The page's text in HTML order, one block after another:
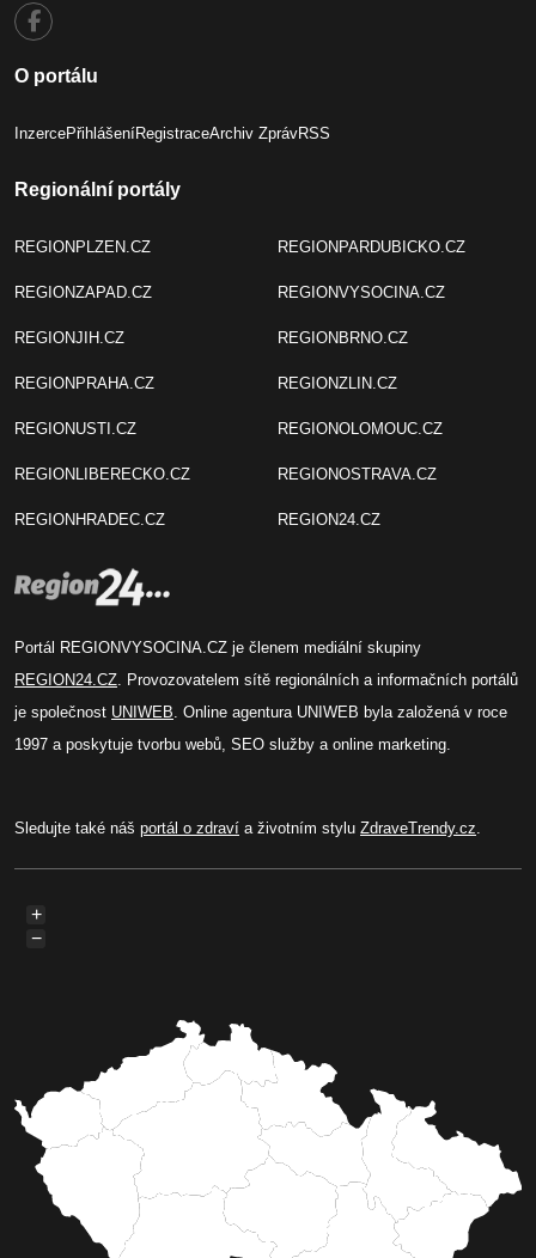
O portálu
InzercePřihlášeníRegistraceArchiv ZprávRSS
Regionální portály
REGIONPLZEN.CZ
REGIONZAPAD.CZ
REGIONJIH.CZ
REGIONPRAHA.CZ
REGIONUSTI.CZ
REGIONLIBERECKO.CZ
REGIONHRADEC.CZ
REGIONPARDUBICKO.CZ
REGIONVYSOCINA.CZ
REGIONBRNO.CZ
REGIONZLIN.CZ
REGIONOLOMOUC.CZ
REGIONOSTRAVA.CZ
REGION24.CZ
Portál REGIONVYSOCINA.CZ je členem mediální skupiny
REGION24.CZ . Provozovatelem sítě regionálních a informačních portálů
je společnost UNIWEB . Online agentura UNIWEB byla založená v roce
1997 a poskytuje tvorbu webů, SEO služby a online marketing.
Sledujte také náš portál o zdraví a životním stylu ZdraveTrendy.cz
+
−